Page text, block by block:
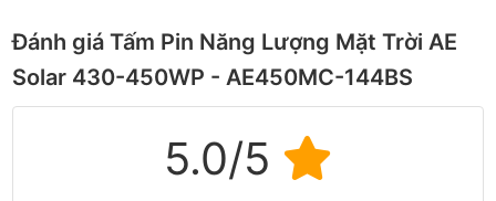
Đánh giá Tấm Pin Năng Lượng Mặt Trời AE
Solar 430-450WP - AE450MC-144BS
5.0/5